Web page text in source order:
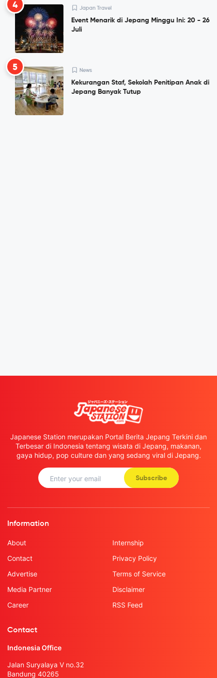
4 Japan Travel
Event Menarik di Jepang Minggu Ini: 20 - 26
Juli
5 News
Kekurangan Staf, Sekolah Penitipan Anak di
Jepang Banyak Tutup
Japanese Station merupakan Portal Berita Jepang Terkini dan
Terbesar di Indonesia tentang wisata di Jepang, makanan,
gaya hidup, pop culture dan yang sedang viral di Jepang.
Subscribe
Information
About
Contact
Advertise
Media Partner
Career
Internship
Privacy Policy
Terms of Service
Disclaimer
RSS Feed
Contact
Indonesia Office
Jalan Suryalaya V no.32
Bandung 40265